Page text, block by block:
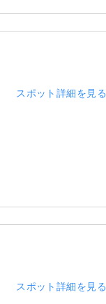
スポット詳細を見る
スポット詳細を見る